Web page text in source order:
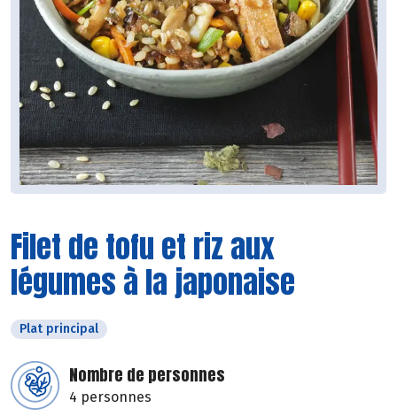
Filet de tofu et riz aux
légumes à la japonaise
Plat principal
Nombre de personnes
4 personnes